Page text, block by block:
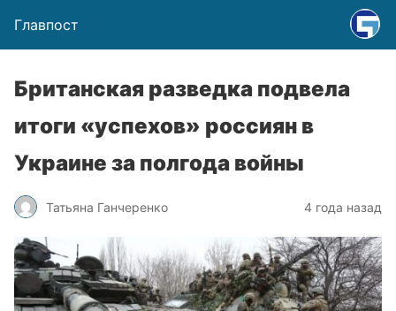
Главпост
Британская разведка подвела
итоги «успехов» россиян в
Украине за полгода войны
Татьяна Ганчеренко 4 года назад